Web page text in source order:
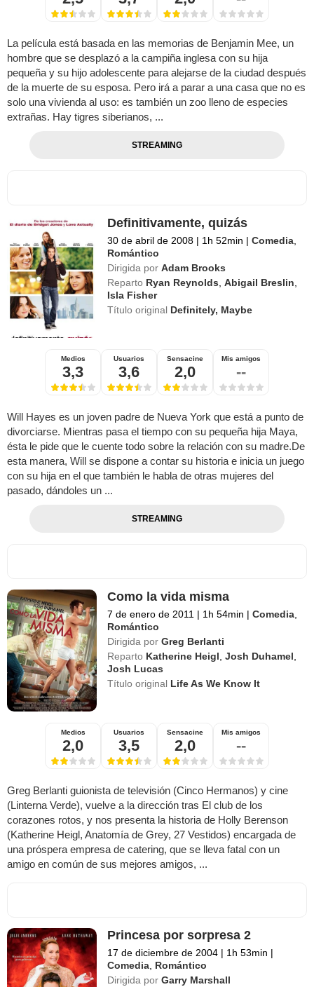
La película está basada en las memorias de Benjamin Mee, un
hombre que se desplazó a la campiña inglesa con su hija
pequeña y su hijo adolescente para alejarse de la ciudad después
de la muerte de su esposa. Pero irá a parar a una casa que no es
solo una vivienda al uso: es también un zoo lleno de especies
extrañas. Hay tigres siberianos, ...
STREAMING
Definitivamente, quizás
30 de abril de 2008 | 1h 52min | Comedia
Romántico
Dirigida por Adam Brooks
Reparto Ryan Reynolds ,Abigail Breslin
Isla Fisher
Título original Definitely, Maybe
Medios
3,3
Usuarios
3,6
Sensacine
2,0
Mis amigos
--
Will Hayes es un joven padre de Nueva York que está a punto de
divorciarse. Mientras pasa el tiempo con su pequeña hija Maya,
ésta le pide que le cuente todo sobre la relación con su madre.De
esta manera, Will se dispone a contar su historia e inicia un juego
con su hija en el que también le habla de otras mujeres del
pasado, dándoles un ...
STREAMING
Como la vida misma
7 de enero de 2011 | 1h 54min | Comedia
Romántico
Dirigida por Greg Berlanti
Reparto Katherine Heigl ,Josh Duhamel
Josh Lucas
Título original Life As We Know It
Medios
2,0
Usuarios
3,5
Sensacine
2,0
Mis amigos
--
Greg Berlanti guionista de televisión (Cinco Hermanos) y cine
(Linterna Verde), vuelve a la dirección tras El club de los
corazones rotos, y nos presenta la historia de Holly Berenson
(Katherine Heigl, Anatomía de Grey, 27 Vestidos) encargada de
una próspera empresa de catering, que se lleva fatal con un
amigo en común de sus mejores amigos, ...
Princesa por sorpresa 2
17 de diciembre de 2004 | 1h 53min |
Comedia Romántico
Dirigida por Garry Marshall